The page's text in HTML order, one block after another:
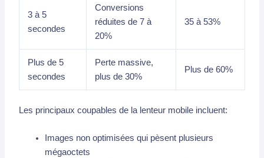
3 à 5
secondes
Conversions
réduites de 7 à
20%
35 à 53%
Plus de 5
secondes
Perte massive,
plus de 30%
Plus de 60%
Les principaux coupables de la lenteur mobile incluent:
Images non optimisées qui pèsent plusieurs
mégaoctets